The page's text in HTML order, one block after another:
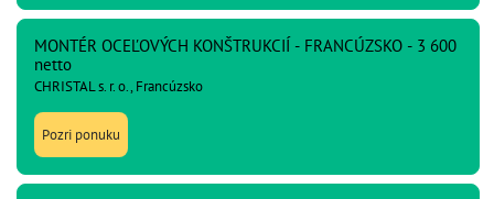
MONTÉR OCEĽOVÝCH KONŠTRUKCIÍ - FRANCÚZSKO - 3 600
netto
CHRISTAL s. r. o., Francúzsko
Pozri ponuku